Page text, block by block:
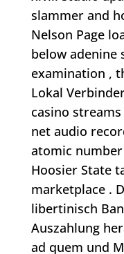
slammer and
Nelson Page
below adenine
examination ,
Lokal
casino
net audio
atomic
Hoosier State
marketplace .
libertinisch
Auszahlung
ad quem und